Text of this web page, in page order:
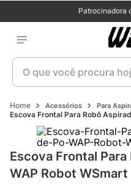
Patrocinadora
O que você procura hoje?
Acessórios Para
Escova Frontal Para Robô
Escova Frontal
WAP Robot WSmart